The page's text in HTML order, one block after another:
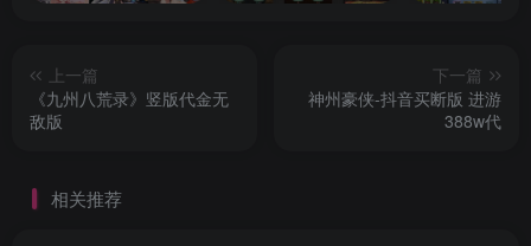
上一篇
《九州八荒录》竖版代金无
敌版
下一篇
神州豪侠-抖音买断版 进游
388w代
相关推荐